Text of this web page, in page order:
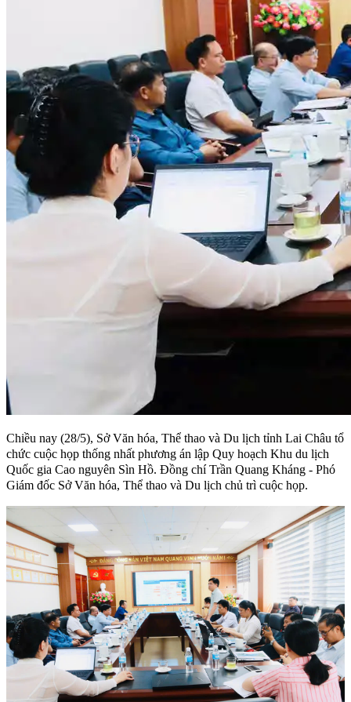
Chiều nay (28/5), Sở Văn hóa, Thể thao và Du lịch tỉnh Lai Châu tổ
chức cuộc họp thống nhất phương án lập Quy hoạch Khu du lịch
Quốc gia Cao nguyên Sìn Hồ. Đồng chí Trần Quang Kháng - Phó
Giám đốc Sở Văn hóa, Thể thao và Du lịch chủ trì cuộc họp.